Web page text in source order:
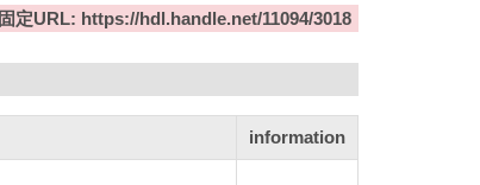
固定URL: https://hdl.handle.net/11094/3018
information